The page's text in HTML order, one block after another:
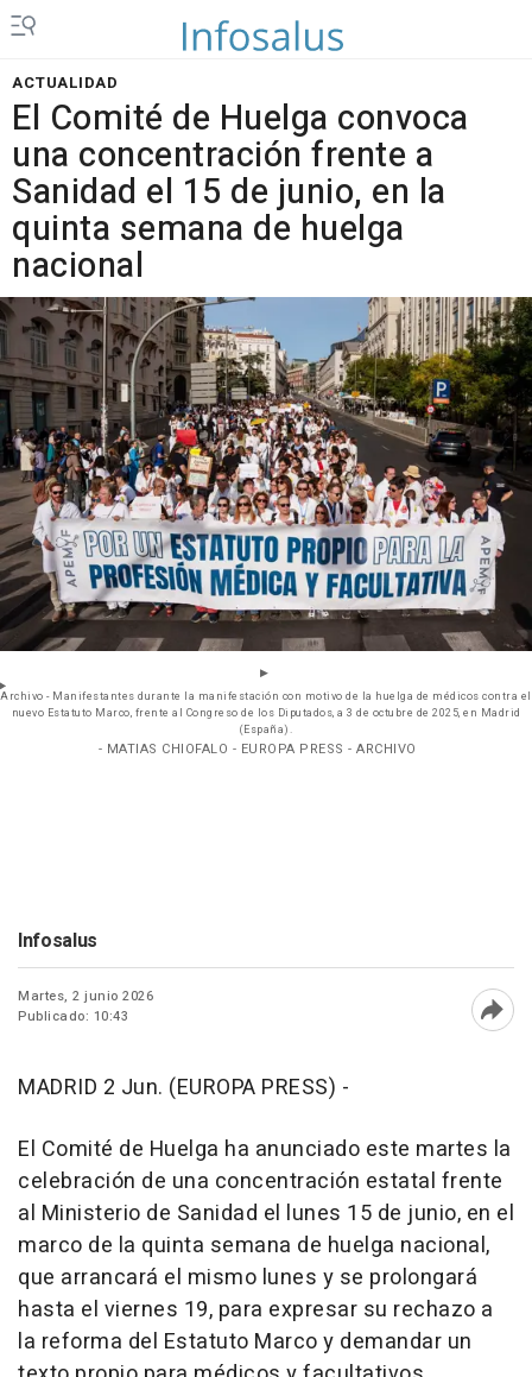
ACTUALIDAD
El Comité de Huelga convoca
una concentración frente a
Sanidad el 15 de junio, en la
quinta semana de huelga
nacional
Archivo - Manifestantes durante la manifestación con motivo de la huelga de médicos contra el
nuevo Estatuto Marco, frente al Congreso de los Diputados, a 3 de octubre de 2025, en Madrid
(España).
- MATIAS CHIOFALO - EUROPA PRESS - ARCHIVO
Infosalus
Martes, 2 junio 2026
Publicado: 10:43
MADRID 2 Jun. (EUROPA PRESS) -
El Comité de Huelga ha anunciado este martes la
celebración de una concentración estatal frente
al Ministerio de Sanidad el lunes 15 de junio, en el
marco de la quinta semana de huelga nacional,
que arrancará el mismo lunes y se prolongará
hasta el viernes 19, para expresar su rechazo a
la reforma del Estatuto Marco y demandar un